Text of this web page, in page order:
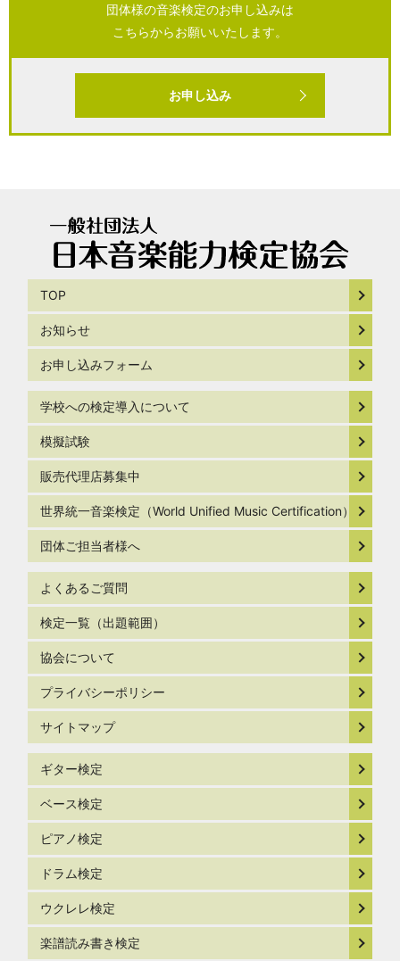
団体様の音楽検定のお申し込みは
こちらからお願いいたします。
お申し込み
TOP
お知らせ
お申し込みフォーム
学校への検定導入について
模擬試験
販売代理店募集中
世界統一音楽検定（World Unified Music Certification）
団体ご担当者様へ
よくあるご質問
検定一覧（出題範囲）
協会について
プライバシーポリシー
サイトマップ
ギター検定
ベース検定
ピアノ検定
ドラム検定
ウクレレ検定
楽譜読み書き検定